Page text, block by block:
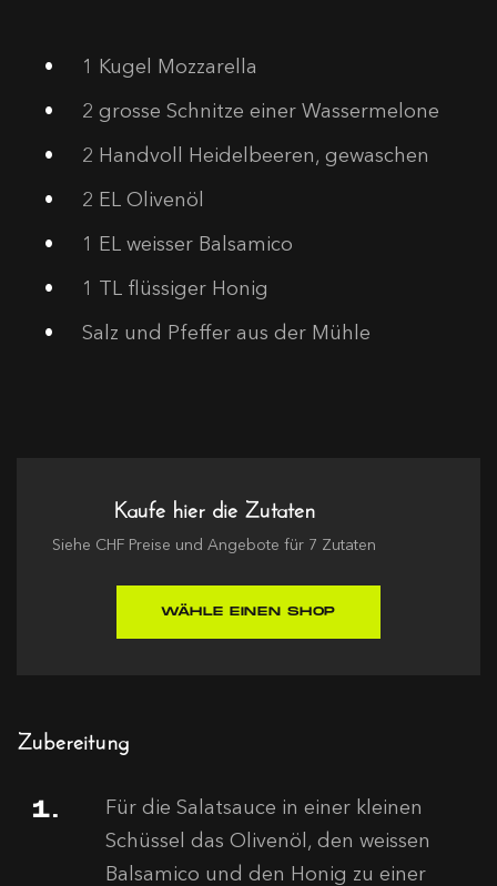
1 Kugel Mozzarella
2 grosse Schnitze einer Wassermelone
2 Handvoll Heidelbeeren, gewaschen
2 EL Olivenöl
1 EL weisser Balsamico
1 TL flüssiger Honig
Salz und Pfeffer aus der Mühle
Kaufe hier die Zutaten
Siehe CHF Preise und Angebote für 7 Zutaten
WÄHLE EINEN SHOP
Zubereitung
Für die Salatsauce in einer kleinen
Schüssel das Olivenöl, den weissen
Balsamico und den Honig zu einer